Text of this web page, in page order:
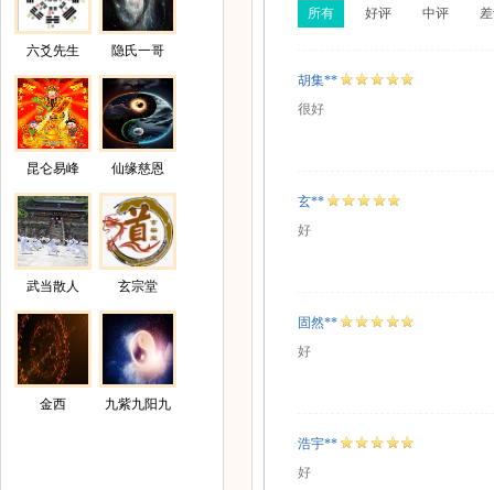
所有 好评 中评
胡集**
很好
玄**
好
固然**
好
浩宇**
好
六爻先生 隐氏一哥
昆仑易峰 仙缘慈恩
武当散人 玄宗堂
金西 九紫九阳九